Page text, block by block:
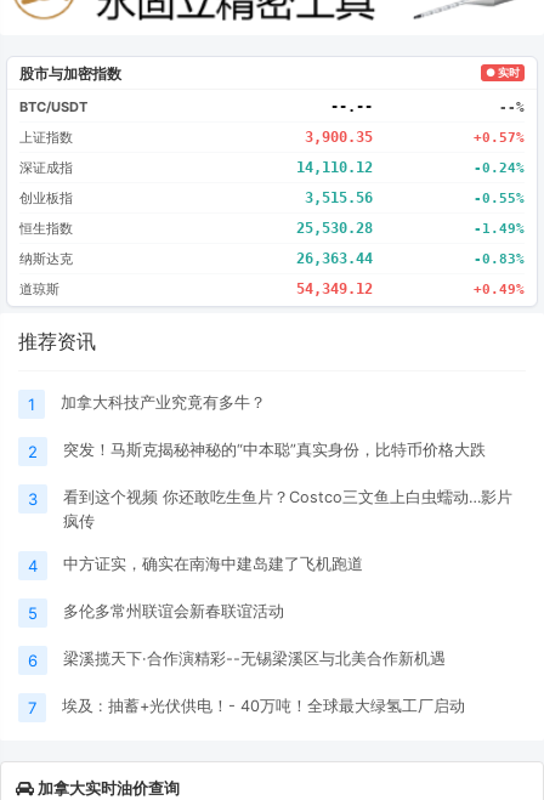
股市与加密指数 ● 实时
BTC/USDT --.-- --%
上证指数 3,900.35 +0.57%
深证成指 14,110.12 -0.24%
创业板指 3,515.56 -0.55%
恒生指数 25,530.28 -1.49%
纳斯达克 26,363.44 -0.83%
道琼斯 54,349.12 +0.49%
推荐资讯
1 加拿大科技产业究竟有多牛？
2 突发！马斯克揭秘神秘的“中本聪”真实身份，比特币价格大跌
3
看到这个视频 你还敢吃生鱼片？Costco三文鱼上白虫蠕动…影片
疯传
4 中方证实，确实在南海中建岛建了飞机跑道
5 多伦多常州联谊会新春联谊活动
6 梁溪揽天下·合作演精彩--无锡梁溪区与北美合作新机遇
7 埃及 : 抽蓄+光伏供电！- 40万吨！全球最大绿氢工厂启动
加拿大实时油价查询